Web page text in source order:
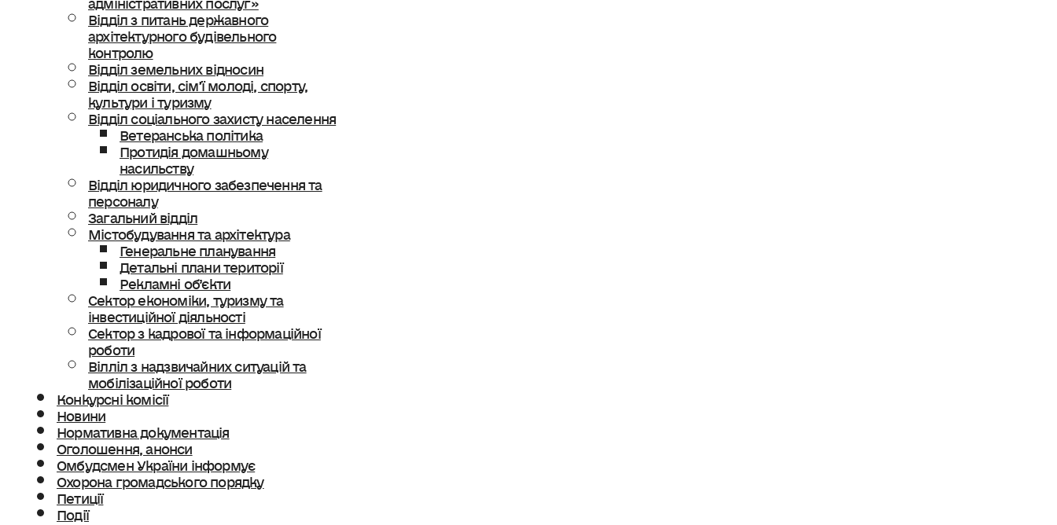
Відділ з питань державного
архітектурного будівельного
контролю
Відділ земельних відносин
Відділ освіти, сімʼї молоді, спорту,
культури і туризму
Відділ соціального захисту населення
Ветеранська політика
Протидія домашньому
насильству
Відділ юридичного забезпечення та
персоналу
Загальний відділ
Містобудування та архітектура
Генеральне планування
Детальні плани території
Рекламні об’єкти
Сектор економіки, туризму та
інвестиційної діяльності
Сектор з кадрової та інформаційної
роботи
Вілліл з надзвичайних ситуацій та
мобілізаційної роботи
Конкурсні комісії
Новини
Нормативна документація
Оголошення, анонси
Омбудсмен України інформує
Охорона громадського порядку
Петиції
Події